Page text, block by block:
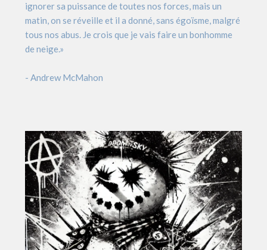
ignorer sa puissance de toutes nos forces, mais un
matin, on se réveille et il a donné, sans égoïsme, malgré
tous nos abus. Je crois que je vais faire un bonhomme
de neige.»
- Andrew McMahon